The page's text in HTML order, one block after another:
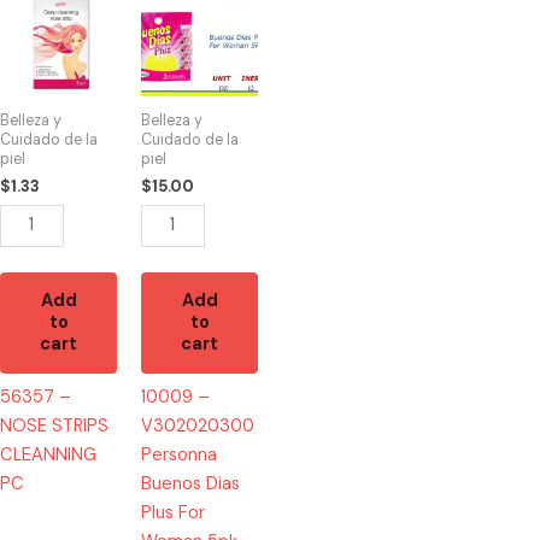
Belleza y
Cuidado de la
piel
$1.33
NOSE
STRIPS
CLEANNING
PC
quantity
Add
to
cart
56357 –
NOSE STRIPS
CLEANNING
PC
Belleza y
Cuidado de la
piel
$15.00
-
V302020300
Personna
Buenos
Dias
Plus
For
Woman
5pk
12/5
quantity
Add
to
cart
10009 –
V302020300
Personna
Buenos Dias
Plus For